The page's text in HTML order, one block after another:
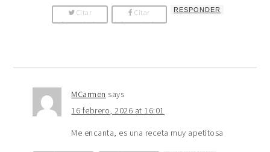
Citar
Comentario
Citar
Comentario
RESPONDER
MCarmen says
16 febrero, 2026 at 16:01
Me encanta, es una receta muy apetitosa